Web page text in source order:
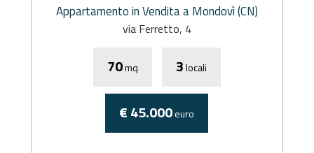
Appartamento in Vendita a Mondovì (CN)
via Ferretto, 4
70mq 3locali
€ 45.000euro